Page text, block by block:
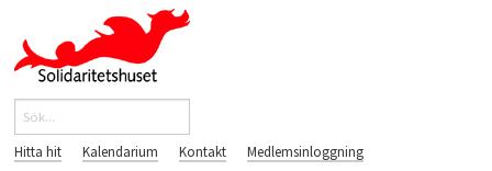
Hoppa till huvudinnehåll
Sökformulär
Hitta hit Kalendarium Kontakt Medlemsinloggning